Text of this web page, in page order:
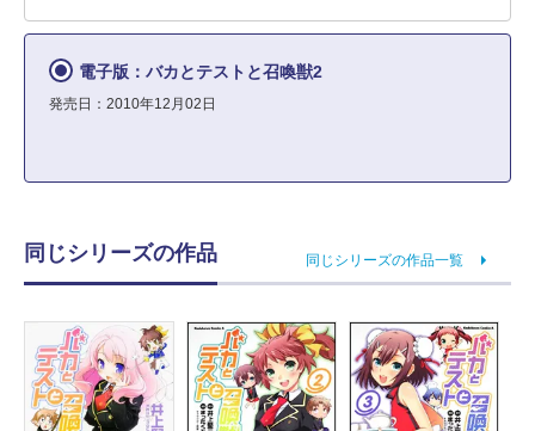
電子版：バカとテストと召喚獣2
発売日：2010年12月02日
同じシリーズの作品 同じシリーズの作品一覧